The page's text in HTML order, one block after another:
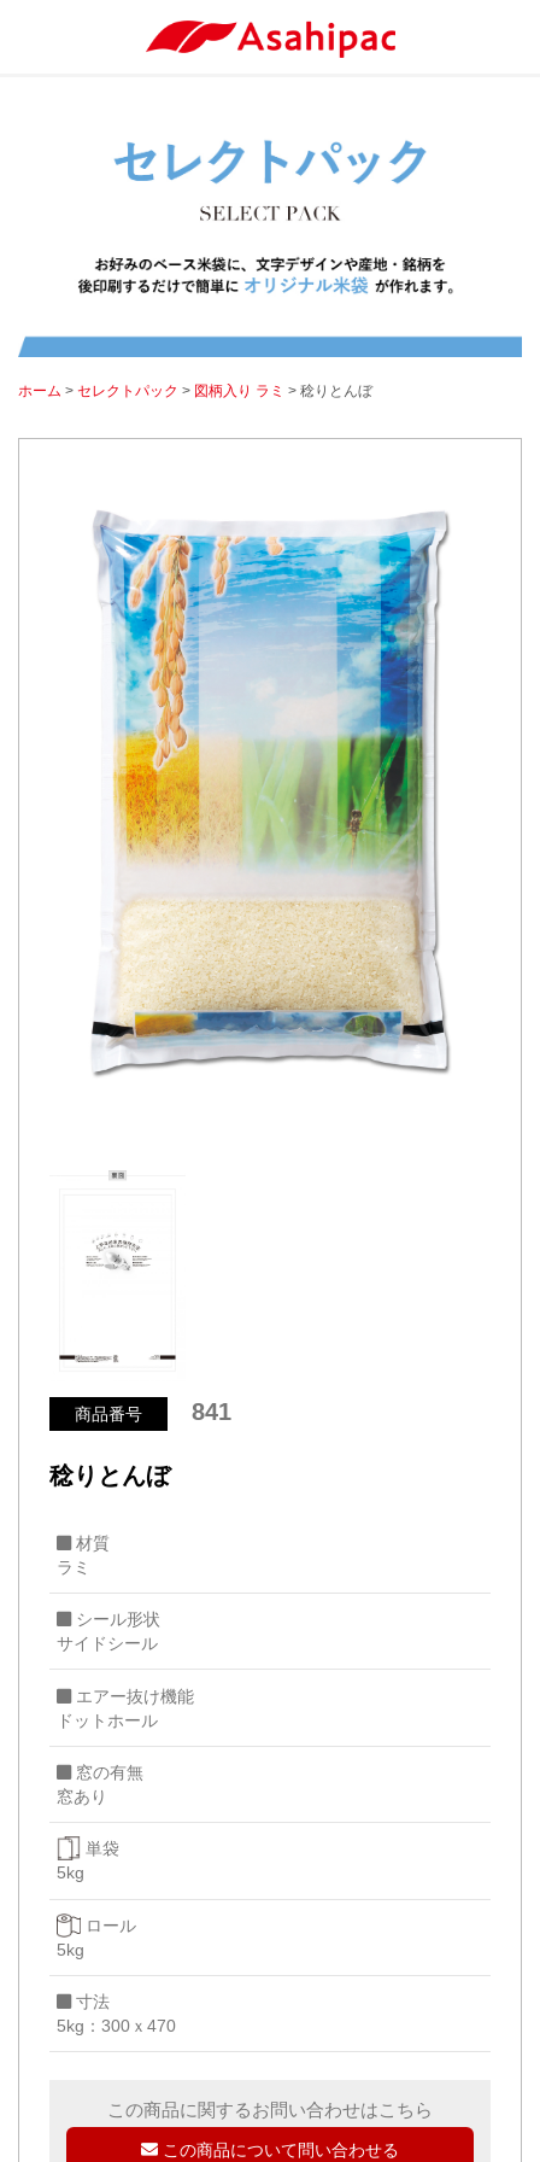
ホーム > セレクトパック > 図柄入り ラミ > 稔りとんぼ
商品番号 841
稔りとんぼ
材質
ラミ
シール形状
サイドシール
エアー抜け機能
ドットホール
窓の有無
窓あり
単袋
5kg
ロール
5kg
寸法
5kg：300ｘ470
この商品に関するお問い合わせはこちら
この商品について問い合わせる